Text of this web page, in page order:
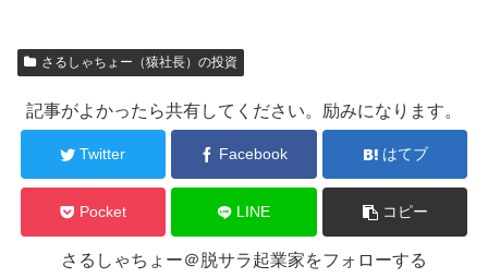
さるしゃちょー（猿社長）の投資
記事がよかったら共有してください。励みになります。
Twitter Facebook はてブ
Pocket LINE コピー
さるしゃちょー＠脱サラ起業家をフォローする